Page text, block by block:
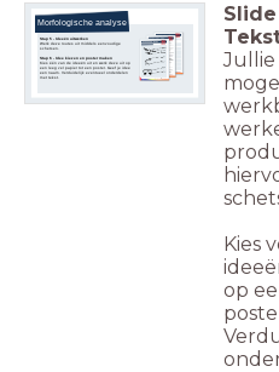
Stap 5 - Ideeën uitwerken
Werk deze routes uit middels eenvoudige
schetsen.
Stap 6 - Idee kiezen en poster maken
Kies één van de ideeën uit en werk deze uit op
een leeg vel papier tot een poster. Geef je idee
een naam. Verduidelijk eventueel onderdelen
met tekst.
Morfologische analyse Slide
Kies
op